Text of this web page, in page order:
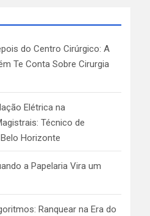
do Centro Cirúrgico: A
Te Conta Sobre Cirurgia
Elétrica na
Técnico de
Horizonte
a Papelaria Vira um
Ranquear na Era do